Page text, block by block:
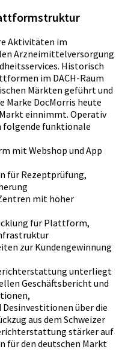
Aktivitäten im
Arzneimittelversorgung
Historisch
im DACH-Raum
Märkten geführt und
Marke DocMorris heute
einnimmt. Operativ
folgende funktionale
mit Webshop und App
für Rezeptprüfung,
mit hoher
für Plattform,
zur Kundengewinnung
unterliegt
Geschäftsbericht und
über die
aus dem Schweizer
stärker auf
für den deutschen Markt